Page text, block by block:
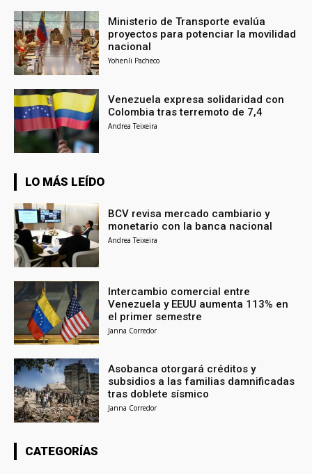
Ministerio de Transporte evalúa
proyectos para potenciar la movilidad
nacional
Yohenli Pacheco
Venezuela expresa solidaridad con
Colombia tras terremoto de 7,4
Andrea Teixeira
LO MÁS LEÍDO
BCV revisa mercado cambiario y
monetario con la banca nacional
Andrea Teixeira
Intercambio comercial entre
Venezuela y EEUU aumenta 113% en
el primer semestre
Janna Corredor
Asobanca otorgará créditos y
subsidios a las familias damnificadas
tras doblete sísmico
Janna Corredor
CATEGORÍAS